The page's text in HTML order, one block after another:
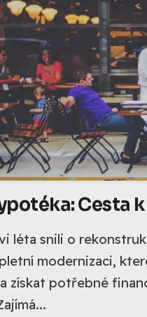
Cesta
léta snili o
modernizaci,
získat potřebné